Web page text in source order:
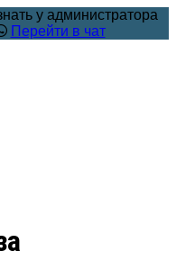
у администратора
Перейти в чат